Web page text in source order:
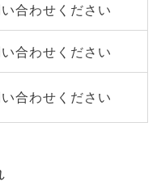
合わせください
合わせください
合わせください